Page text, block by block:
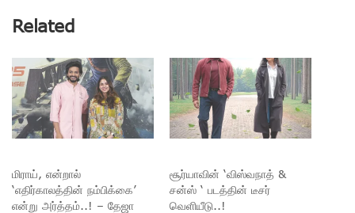
Related
மிராய், என்றால்
‘எதிர்காலத்தின் நம்பிக்கை’
என்று அர்த்தம்..! – தேஜா
சூர்யாவின் ‘விஸ்வநாத் &
சன்ஸ் ‘ படத்தின் டீசர்
வெளியீடு..!